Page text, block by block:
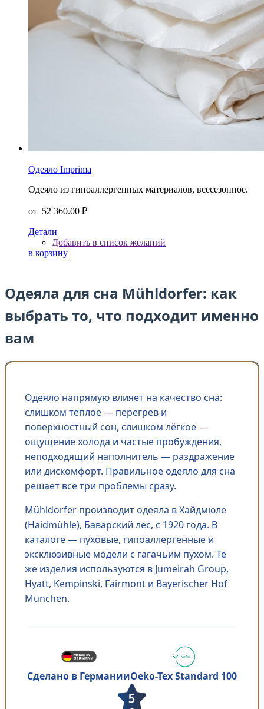
Одеяло Imprima
Одеяло из гипоаллергенных материалов, всесезонное.
от 52 360.00 ₽
Детали
Добавить в список желаний
в корзину
Одеяла для сна Mühldorfer: как
выбрать то, что подходит именно
вам
Одеяло напрямую влияет на качество сна:
слишком тёплое — перегрев и
поверхностный сон, слишком лёгкое —
ощущение холода и частые пробуждения,
неподходящий наполнитель — раздражение
или дискомфорт. Правильное одеяло для сна
решает все три проблемы сразу.
Mühldorfer производит одеяла в Хайдмюле
(Haidmühle), Баварский лес, с 1920 года. В
каталоге — пуховые, гипоаллергенные и
эксклюзивные модели с гагачьим пухом. Те
же изделия используются в Jumeirah Group,
Hyatt, Kempinski, Fairmont и Bayerischer Hof
München.
Сделано в ГерманииOeko-Tex Standard 100